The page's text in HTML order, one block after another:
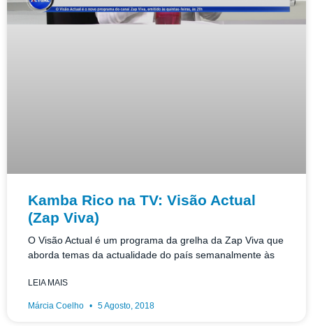
Kamba Rico na TV: Visão Actual
(Zap Viva)
O Visão Actual é um programa da grelha da Zap Viva que
aborda temas da actualidade do país semanalmente às
LEIA MAIS
Márcia Coelho 5 Agosto, 2018